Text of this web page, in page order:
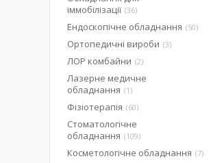
іммобілізації 36
Ендоскопічне обладнання 50
Ортопедичні вироби 3
ЛОР комбайни 2
Лазерне медичне
обладнання
1
Фізіотерапія 60
Стоматологічне
обладнання
109
Косметологічне обладнання 7